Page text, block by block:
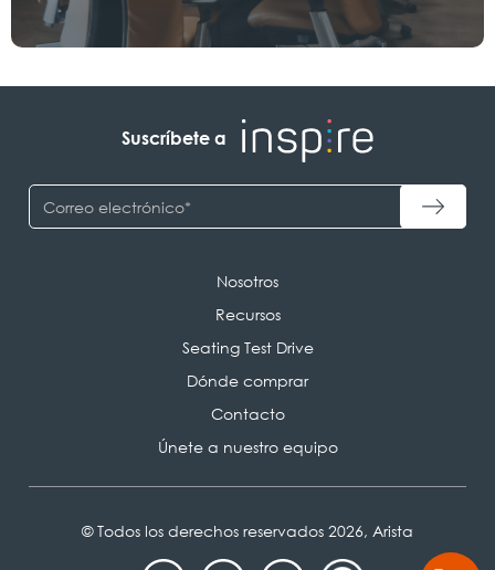
Suscríbete a
Nosotros
Recursos
Seating Test Drive
Dónde comprar
Contacto
Únete a nuestro equipo
© Todos los derechos reservados 2026, Arista